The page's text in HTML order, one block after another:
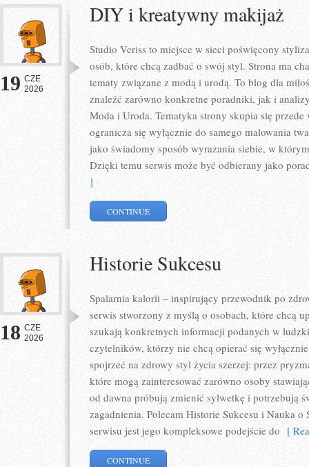
19 CZE
2026
DIY i kreatywny makijaż
Studio Veriss to miejsce w sieci poświęcony
osób, które chcą zadbać o swój styl. Strona ma
tematy związane z modą i urodą. To blog dla
znaleźć zarówno konkretne poradniki, jak i
Moda i Uroda. Tematyka strony skupia się
ogranicza się wyłącznie do samego malowania
jako świadomy sposób wyrażania siebie, w
Dzięki temu serwis może być odbierany jako
]
CONTINUE
18 CZE
2026
Historie Sukcesu
Spalarnia kalorii – inspirujący przewodnik po
serwis stworzony z myślą o osobach, które chcą
szukają konkretnych informacji podanych w
czytelników, którzy nie chcą opierać się
spojrzeć na zdrowy styl życia szerzej: przez
które mogą zainteresować zarówno osoby
od dawna próbują zmienić sylwetkę i potrzebują
zagadnienia. Polecam Historie Sukcesu i Nauka
serwisu jest jego kompleksowe podejście do [
CONTINUE